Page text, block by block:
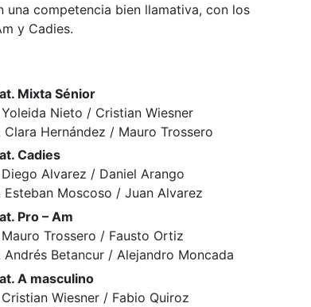
competencia bien llamativa, con los
y Cadies.
Mixta Sénior
Yoleida Nieto / Cristian Wiesner
Clara Hernández / Mauro Trossero
Cadies
Diego Alvarez / Daniel Arango
Esteban Moscoso / Juan Alvarez
Pro – Am
Mauro Trossero / Fausto Ortiz
Andrés Betancur / Alejandro Moncada
A masculino
Cristian Wiesner / Fabio Quiroz